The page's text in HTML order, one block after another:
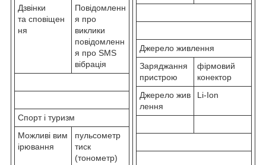
Дзвінки
та сповіщен
ня
Повідомленн
я про
виклики
повідомленн
я про SMS
вібрація
Спорт і туризм
Можливі вим
ірювання
пульсометр
тиск
(тонометр)
Джерело живлення
Заряджання
пристрою
фірмовий
конектор
Джерело жив
лення
Li-Ion